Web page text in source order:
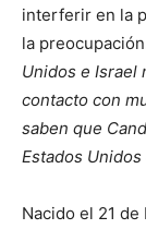
interferir en la
la
Unidos e Israel
contacto con
saben que
Estados Unidos
Nacido el 21